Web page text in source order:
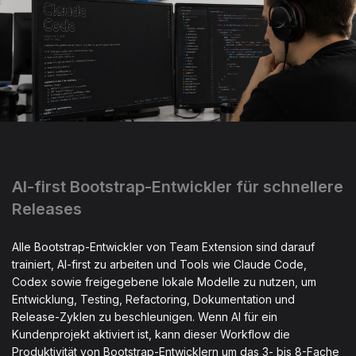
AI-first Bootstrap-Entwickler für schnellere
Releases
Alle Bootstrap-Entwickler von Team Extension sind darauf
trainiert, AI-first zu arbeiten und Tools wie Claude Code,
Codex sowie freigegebene lokale Modelle zu nutzen, um
Entwicklung, Testing, Refactoring, Dokumentation und
Release-Zyklen zu beschleunigen. Wenn AI für ein
Kundenprojekt aktiviert ist, kann dieser Workflow die
Produktivität von Bootstrap-Entwicklern um das 3- bis 8-Fache